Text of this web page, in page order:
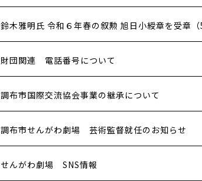
鈴木雅明氏 令和６年春の叙勲 旭日小綬章を受章（
財団関連 電話番号について
調布市国際交流協会事業の継承について
調布市せんがわ劇場 芸術監督就任のお知らせ
せんがわ劇場 SNS情報